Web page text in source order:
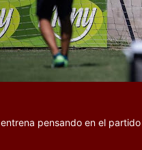
pensando en el